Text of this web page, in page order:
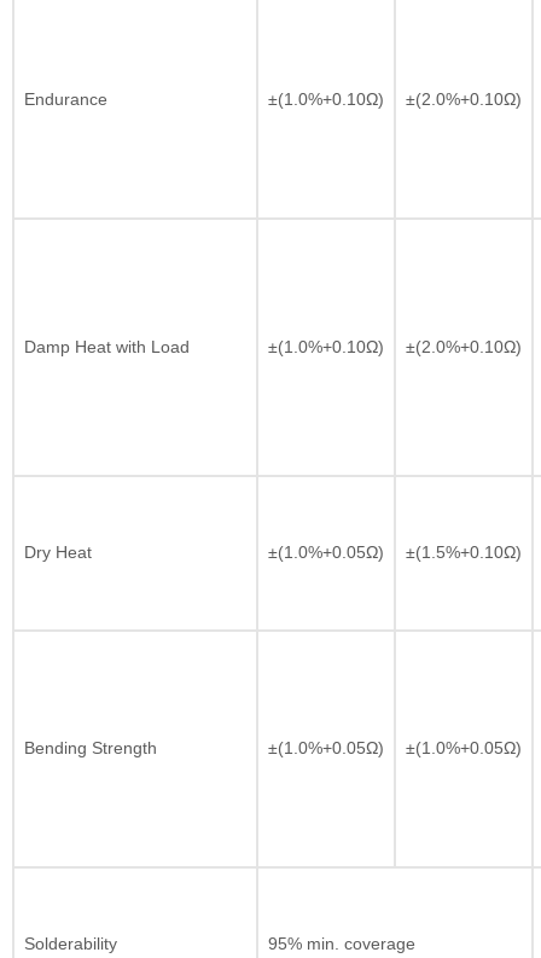
Endurance ±(1.0%+0.10Ω) ±(2.0%+0.10Ω)
Damp Heat with Load ±(1.0%+0.10Ω) ±(2.0%+0.10Ω)
Dry Heat ±(1.0%+0.05Ω) ±(1.5%+0.10Ω)
Bending Strength ±(1.0%+0.05Ω) ±(1.0%+0.05Ω)
Solderability 95% min. coverage